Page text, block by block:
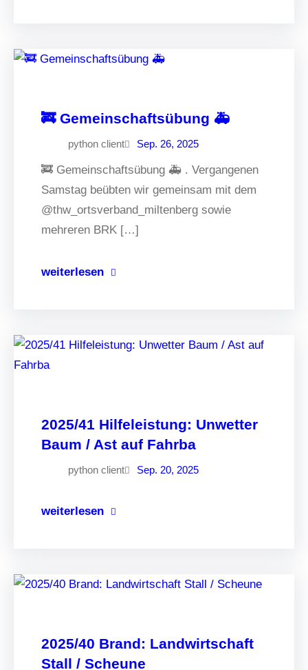
🚒 Gemeinschaftsübung 🚑
python client Sep. 26, 2025
🚒 Gemeinschaftsübung 🚑 . Vergangenen
Samstag beübten wir gemeinsam mit dem
@thw_ortsverband_miltenberg sowie
mehreren BRK […]
weiterlesen
2025/41 Hilfeleistung: Unwetter
Baum / Ast auf Fahrba
python client Sep. 20, 2025
weiterlesen
2025/40 Brand: Landwirtschaft
Stall / Scheune